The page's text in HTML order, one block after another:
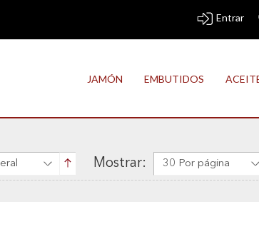
Entrar
JAMÓN EMBUTIDOS
Mostrar: 30 Por página